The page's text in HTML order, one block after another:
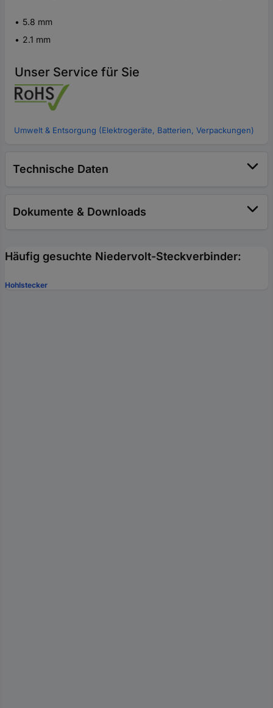
5.8 mm
2.1 mm
Unser Service für Sie
Umwelt & Entsorgung (Elektrogeräte, Batterien, Verpackungen)
Technische Daten
Dokumente & Downloads
Häufig gesuchte Niedervolt-Steckverbinder:
Hohlstecker